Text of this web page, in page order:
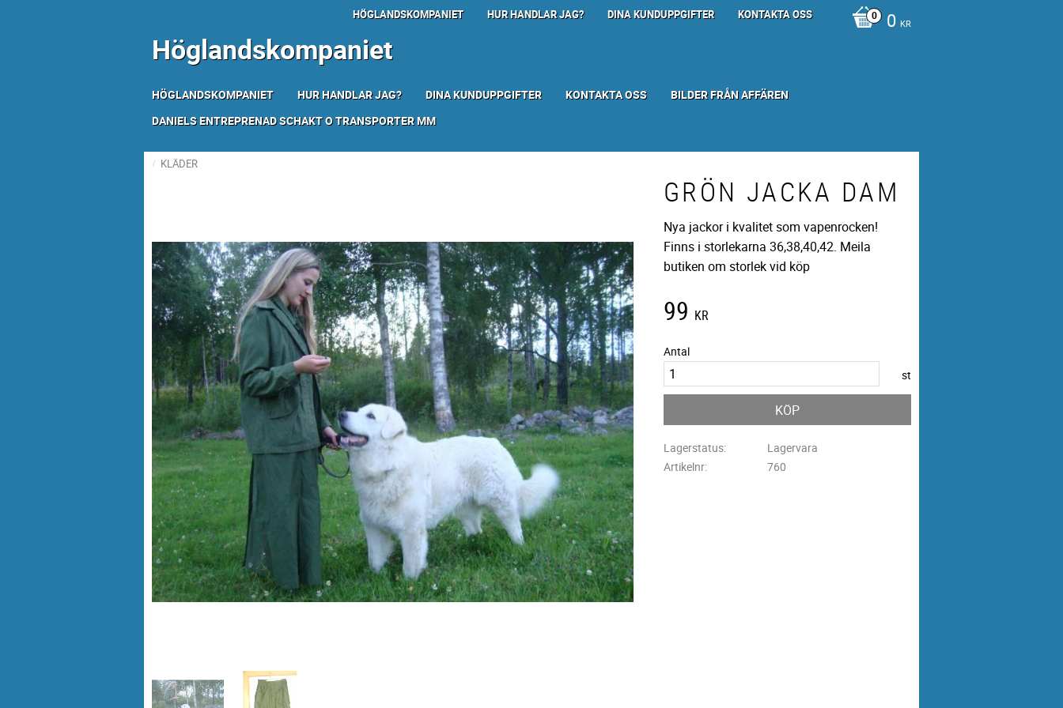
0 KR
HÖGLANDSKOMPANIET HUR HANDLAR JAG? DINA KUNDUPPGIFTER KONTAKTA OSS
Höglandskompaniet
HÖGLANDSKOMPANIET HUR HANDLAR JAG? DINA KUNDUPPGIFTER KONTAKTA OSS
BILDER FRÅN AFFÄREN
DANIELS ENTREPRENAD SCHAKT O TRANSPORTER MM
KLÄDER
GRÖN JACKA DAM
Nya jackor i kvalitet som vapenrocken!
Finns i storlekarna 36,38,40,42. Meila
butiken om storlek vid köp
99 KR
Antal
st
KÖP
Lagerstatus
Lagervara
Artikelnr
760